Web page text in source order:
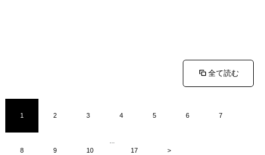
全て読む
1 2 3 4 5 6 7
8 9 10
17
>